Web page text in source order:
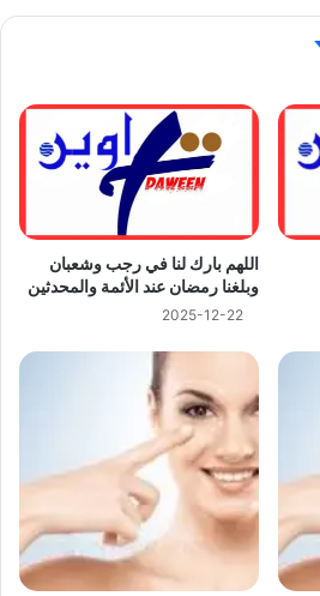
اللهم بارك لنا في رجب وشعبان
وبلغنا رمضان عند الأئمة والمحدثين
2025-12-22